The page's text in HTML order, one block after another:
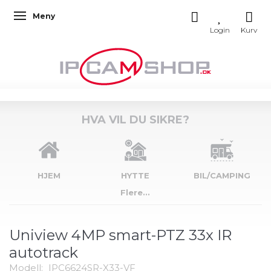
Veksle navigasjon
Meny
HVA VIL DU SIKRE?
HJEM HYTTE
BIL/CAMPING
Flere...
Uniview 4MP smart-PTZ 33x IR
autotrack
Modell: IPC6624SR-X33-VF